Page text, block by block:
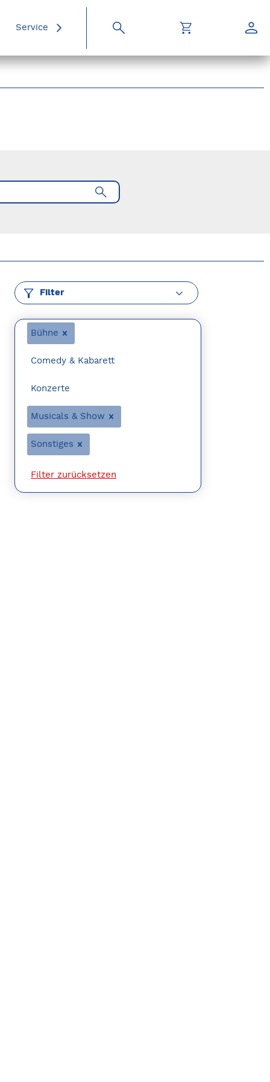
Service Suche Warenkorb Konto
Filter
Bühne
Comedy & Kabarett
Konzerte
Musicals & Show
Sonstiges
Filter zurücksetzen